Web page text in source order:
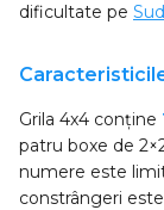
dificultate pe
Grila 4x4 conține
patru boxe de
numere este
constrângeri